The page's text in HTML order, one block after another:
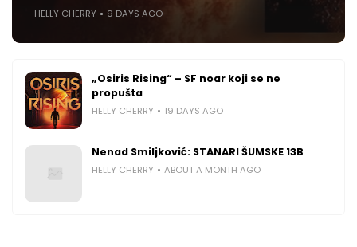
HELLY CHERRY 9 DAYS AGO
„Osiris Rising“ – SF noar koji se ne
propušta
HELLY CHERRY 19 DAYS AGO
Nenad Smiljković: STANARI ŠUMSKE 13B
HELLY CHERRY ABOUT A MONTH AGO